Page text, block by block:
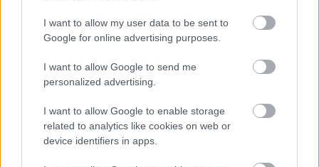
I want to allow my user data to be sent to
Google for online advertising purposes.
I want to allow Google to send me
personalized advertising.
I want to allow Google to enable storage
related to analytics like cookies on web or
device identifiers in apps.
A BAROKK ÖSSZES ÁRNYALATA ÉS MÉG EGY SOR
KIVÁLÓ PROGRAM VÁR MINDENKIT EZEN A HÉTVÉGÉN
GYŐRBEN
Középpontban a hagyományőrzés, de lesz Pogány Induló és
Majka koncert, jóga szeánsz, “borhajózás” és egy csomó minden